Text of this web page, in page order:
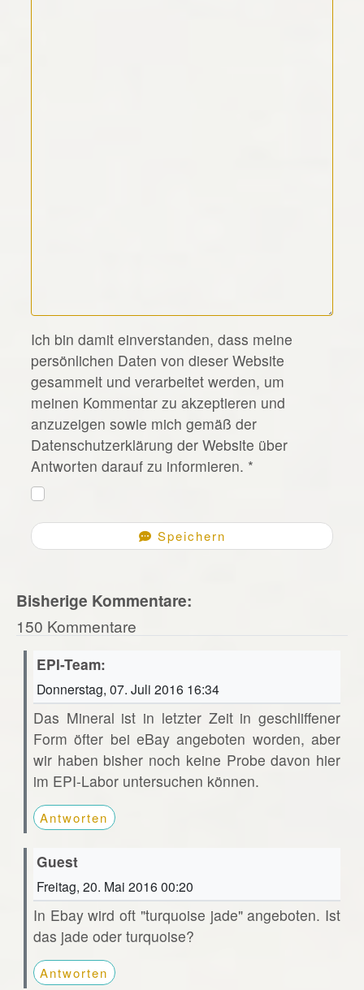
*
Ich bin damit einverstanden, dass meine
persönlichen Daten von dieser Website
gesammelt und verarbeitet werden, um
meinen Kommentar zu akzeptieren und
anzuzeigen sowie mich gemäß der
Datenschutzerklärung der Website über
Antworten darauf zu informieren. *
Speichern
Bisherige Kommentare:
150 Kommentare
EPI-Team:
Donnerstag, 07. Juli 2016 16:34
Das Mineral ist in letzter Zeit in geschliffener
Form öfter bei eBay angeboten worden, aber
wir haben bisher noch keine Probe davon hier
im EPI-Labor untersuchen können.
Antworten
Guest
Freitag, 20. Mai 2016 00:20
In Ebay wird oft "turquoise jade" angeboten. Ist
das jade oder turquoise?
Antworten